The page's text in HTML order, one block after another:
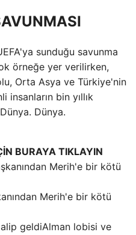
sunduğu savunma
örneğe yer verilirken,
Orta Asya ve Türkiye'nin
bin yıllık
Dünya.
BURAYA TIKLAYIN
Merih'e bir kötü
Alman lobisi ve